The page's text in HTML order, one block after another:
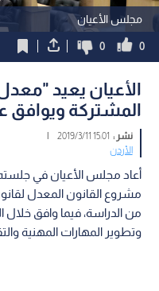
مجلس الأعيان
0
0
الأعيان يعيد
المشتركة ويوافق
نشر : 15:01 2019/3/11
|
الأردن
أعاد مجلس الأعيان في
مشروع القانون المعدل
من الدراسة، فيما وافق
وتطوير المهارات المهنية والتقنية لسنة 2019،